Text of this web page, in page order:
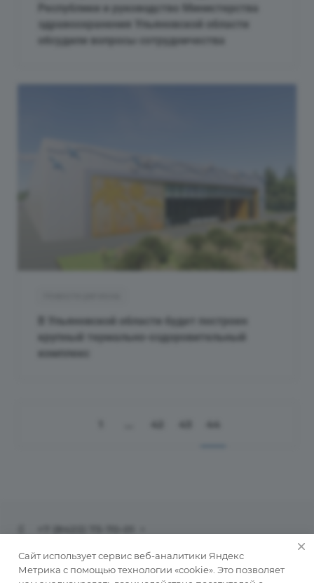
Республики и руководство Министерства
здравоохранения Ульяновской области
обсудили вопросы сотрудничества
В Ульяновской области будет построен
крупный термально-оздоровительный
комплекс
info@ulinvest.ru
Сайт использует сервис веб-аналитики Яндекс
Метрика с помощью технологии «cookie». Это позволяет